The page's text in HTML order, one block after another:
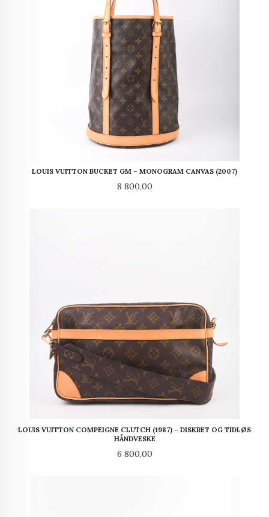
LOUIS VUITTON BUCKET GM – MONOGRAM CANVAS (2007)
Pris
8 800,00
LOUIS VUITTON COMPEIGNE CLUTCH (1987) – DISKRET OG TIDLØS
HÅNDVESKE
Pris
6 800,00